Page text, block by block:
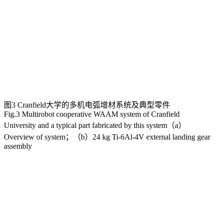
图3 Cranfield大学的多机电弧增材系统及典型零件
Fig.3 Multirobot cooperative WAAM system of Cranfield
University and a typical part fabricated by this system（a）
Overview of system；（b）24 kg Ti-6Al-4V external landing gear
assembly